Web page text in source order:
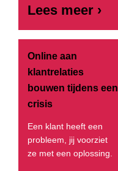
Lees meer ›
Online aan
klantrelaties
bouwen tijdens een
crisis
Een klant heeft een
probleem, jij voorziet
ze met een oplossing.